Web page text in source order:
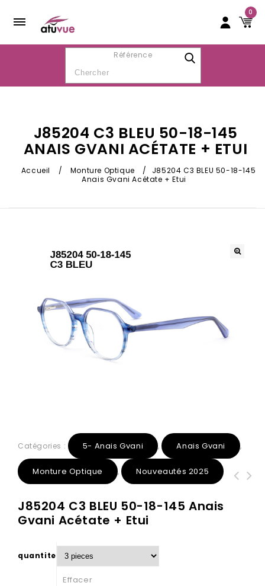
0
Référence
J85204 C3 BLEU 50-18-145
ANAIS GVANI ACÉTATE + ETUI
Accueil / Monture Optique /
J85204 C3 BLEU 50-18-145
Anais Gvani Acétate + Etui
Catégories : 5- Anais Gvani , Anais Gvani ,
Monture Optique , Nouveautés 2025
J85204 C3 BLEU 50-18-145 Anais
Gvani Acétate + Etui
quantite
Effacer